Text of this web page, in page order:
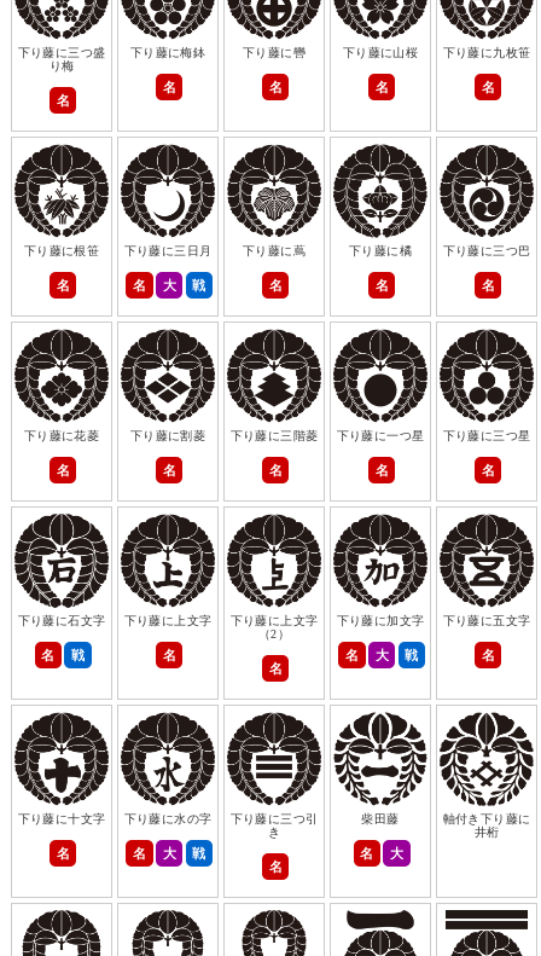
下り藤に三つ盛
り梅
名
下り藤に梅鉢
名
下り藤に轡
名
下り藤に山桜
名
下り藤に九枚笹
名
下り藤に根笹
名
下り藤に三日月
名 大 戦
下り藤に蔦
名
下り藤に橘
名
下り藤に三つ巴
名
下り藤に花菱
名
下り藤に割菱
名
下り藤に三階菱
名
下り藤に一つ星
名
下り藤に三つ星
名
下り藤に石文字
名 戦
下り藤に上文字
名
下り藤に上文字
（2）
名
下り藤に加文字
名 大 戦
下り藤に五文字
名
下り藤に十文字
名
下り藤に水の字
名 大 戦
下り藤に三つ引
き
名
柴田藤
名 大
軸付き下り藤に
井桁